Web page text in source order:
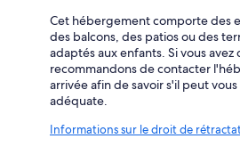
Cet hébergement comporte des
des balcons, des patios ou des
adaptés aux enfants. Si vous
recommandons de contacter
arrivée afin de savoir s'il peut
adéquate.
Informations sur le droit de